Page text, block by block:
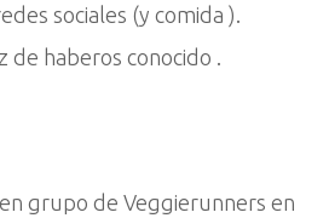
sociales (y comida ).
haberos conocido .
grupo de Veggierunners en